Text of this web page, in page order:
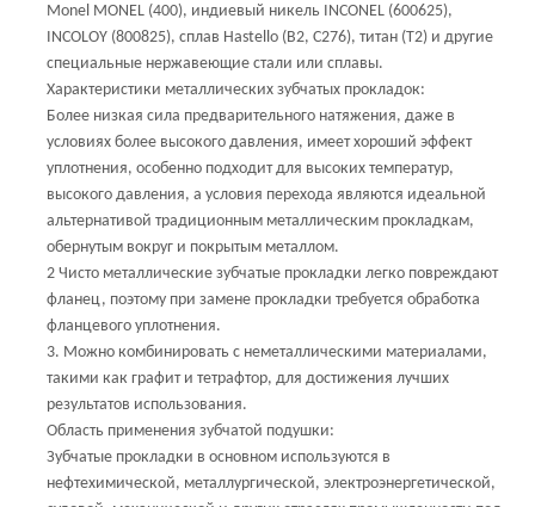
Monel MONEL (400), индиевый никель INCONEL (600625),
INCOLOY (800825), сплав Hastello (B2, C276), титан (T2) и другие
специальные нержавеющие стали или сплавы.
Характеристики металлических зубчатых прокладок:
Более низкая сила предварительного натяжения, даже в
условиях более высокого давления, имеет хороший эффект
уплотнения, особенно подходит для высоких температур,
высокого давления, а условия перехода являются идеальной
альтернативой традиционным металлическим прокладкам,
обернутым вокруг и покрытым металлом.
2 Чисто металлические зубчатые прокладки легко повреждают
фланец, поэтому при замене прокладки требуется обработка
фланцевого уплотнения.
3. Можно комбинировать с неметаллическими материалами,
такими как графит и тетрафтор, для достижения лучших
результатов использования.
Область применения зубчатой подушки:
Зубчатые прокладки в основном используются в
нефтехимической, металлургической, электроэнергетической,